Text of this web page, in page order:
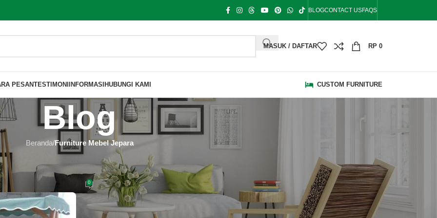
BLOGCONTACT USFAQS
MASUK / DAFTAR RP 0
PESANTESTIMONI INFORMASI HUBUNGI KAMI CUSTOM FURNITURE
Blog
Beranda/Furniture Mebel Jepara
JEPARA
100% Asli Jepara
Aktif 2019-04-21 0
Bangku Taman
Bufet Hias